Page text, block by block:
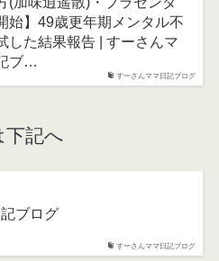
すーさんママ日記ブログ
始】49歳更年期メンタル不
した結果報告 | すーさんマ
ブ…
下記へ
すーさんママ日記ブログ
ブログ